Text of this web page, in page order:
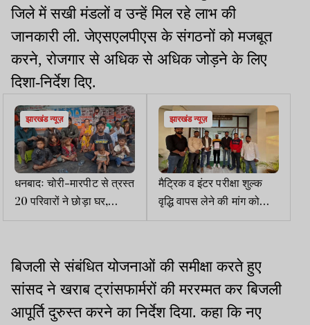
जिले में सखी मंडलों व उन्हें मिल रहे लाभ की
जानकारी ली. जेएसएलपीएस के संगठनों को मजबूत
करने, रोजगार से अधिक से अधिक जोड़ने के लिए
दिशा-निर्देश दिए.
झारखंड न्यूज़
धनबादः चोरी-मारपीट से त्रस्त
20 परिवारों ने छोड़ा घर,
रणधीर वर्मा चौक बना
झारखंड न्यूज़
मैट्रिक व इंटर परीक्षा शुल्क
वृद्धि वापस लेने की मांग को
लेकर आजसू ने JAC को सौंपा
बिजली से संबंधित योजनाओं की समीक्षा करते हुए
सांसद ने खराब ट्रांसफार्मरों की मररम्मत कर बिजली
आपूर्ति दुरुस्त करने का निर्देश दिया. कहा कि नए